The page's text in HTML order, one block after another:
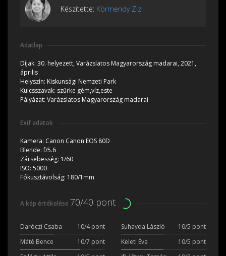
Készítette: Körmendy Zizi
Adatlap
Díjak: 30. helyezett, Varázslatos Magyarország madarai, 2021,
április
Helyszín: Kiskunsági Nemzeti Park
Kulcsszavak: szürke gém,víz,este
Pályázat: Varázslatos Magyarország madarai
Exif adatok
Kamera: Canon Canon EOS 80D
Blende:f/5.6
Zársebesség: 1/60
ISO: 5000
Fókusztávolság: 180/1mm
A kép értékelése 70/40 pont
Daróczi Csaba 10/4 pont Suhayda László
10/5 pont
Máté Bence
10/7 pont Keleti Éva
10/5 pont